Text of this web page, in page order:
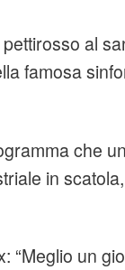
al
famosa
che
in
“Meglio un